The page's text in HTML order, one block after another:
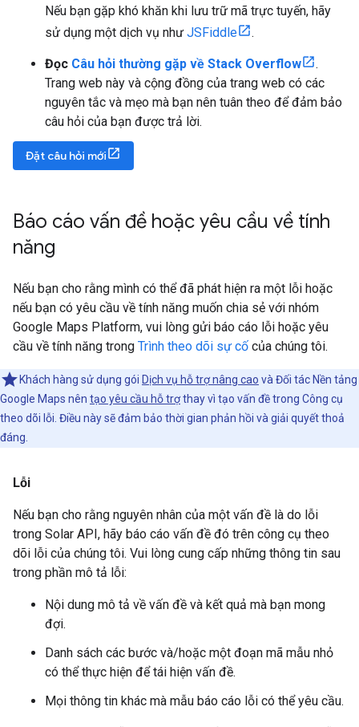
Nếu bạn gặp khó khăn khi lưu trữ mã trực tuyến, hãy
sử dụng một dịch vụ như JSFiddle .
Đọc Câu hỏi thường gặp về Stack Overflow
.
Trang web này và cộng đồng của trang web có các
nguyên tắc và mẹo mà bạn nên tuân theo để đảm bảo
câu hỏi của bạn được trả lời.
Đặt câu hỏi mới
Báo cáo vấn đề hoặc yêu cầu về tính
năng
Nếu bạn cho rằng mình có thể đã phát hiện ra một lỗi hoặc
nếu bạn có yêu cầu về tính năng muốn chia sẻ với nhóm
Google Maps Platform, vui lòng gửi báo cáo lỗi hoặc yêu
cầu về tính năng trong Trình theo dõi sự cố của chúng tôi.
Khách hàng sử dụng gói Dịch vụ hỗ trợ nâng cao và Đối tác Nền tảng
Google Maps nên tạo yêu cầu hỗ trợthay vì tạo vấn đề trong Công cụ
theo dõi lỗi. Điều này sẽ đảm bảo thời gian phản hồi và giải quyết thoả
đáng.
Lỗi
Nếu bạn cho rằng nguyên nhân của một vấn đề là do lỗi
trong Solar API, hãy báo cáo vấn đề đó trên công cụ theo
dõi lỗi của chúng tôi. Vui lòng cung cấp những thông tin sau
trong phần mô tả lỗi:
Nội dung mô tả về vấn đề và kết quả mà bạn mong
đợi.
Danh sách các bước và/hoặc một đoạn mã mẫu nhỏ
có thể thực hiện để tái hiện vấn đề.
Mọi thông tin khác mà mẫu báo cáo lỗi có thể yêu cầu.